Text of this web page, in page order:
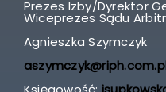
Prezes Izby/Dyrektor
Wiceprezes Sądu
Agnieszka Szymczyk